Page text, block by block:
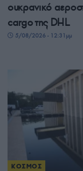
ουκρανικό
cargo της DHL
5/08/2026 - 12:31μμ
ΚΟΣΜΟΣ